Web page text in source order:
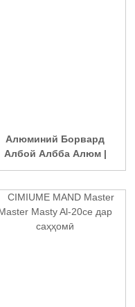
Алюминий Борвард
Албой Албба Алюм |